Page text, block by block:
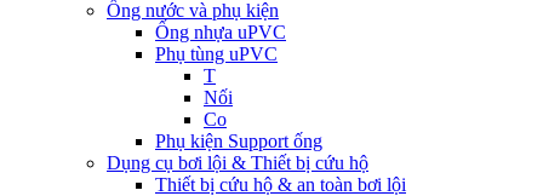
Ống nước và phụ kiện
Ống nhựa uPVC
Phụ tùng uPVC
T
Nối
Co
Phụ kiện Support ống
Dụng cụ bơi lội & Thiết bị cứu hộ
Thiết bị cứu hộ & an toàn bơi lội